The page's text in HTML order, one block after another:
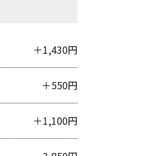
＋1,430円
＋550円
＋1,100円